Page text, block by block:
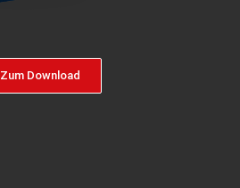
Zum Download